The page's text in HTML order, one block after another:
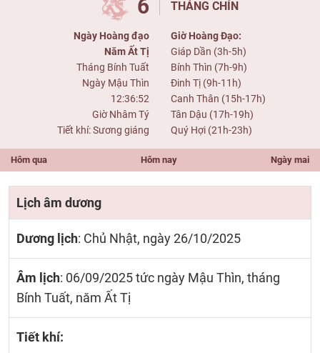
6
Ngày Hoàng đạo
Năm Ất Tị
Tháng Bính Tuất
Ngày Mậu Thìn
12:36:52
Giờ Nhâm Tý
Tiết khí: Sương giáng
THÁNG CHÍN
Giờ Hoàng Đạo:
Giáp Dần (3h-5h)
Bính Thìn (7h-9h)
Đinh Tị (9h-11h)
Canh Thân (15h-17h)
Tân Dậu (17h-19h)
Quý Hợi (21h-23h)
Hôm qua Hôm nay Ngày mai
Lịch âm dương
Dương lịch: Chủ Nhật, ngày 26/10/2025
Âm lịch: 06/09/2025 tức ngày Mậu Thìn, tháng
Bính Tuất, năm Ất Tị
Tiết khí: